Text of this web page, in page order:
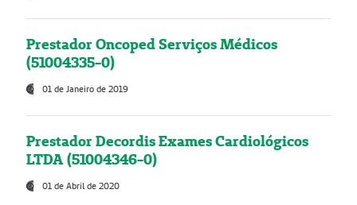
Prestador Oncoped Serviços Médicos
(51004335-0)
01 de Janeiro de 2019
Prestador Decordis Exames Cardiológicos
LTDA (51004346-0)
01 de Abril de 2020